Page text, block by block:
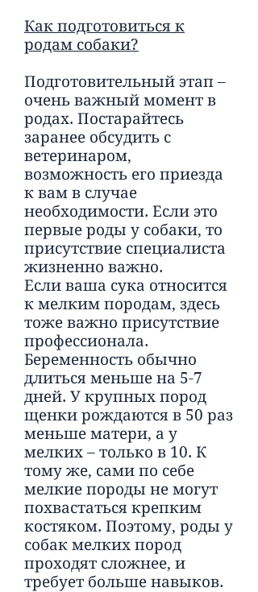
Как подготовиться к
родам собаки?
Подготовительный этап –
очень важный момент в
родах. Постарайтесь
заранее обсудить с
ветеринаром,
возможность его приезда
к вам в случае
необходимости. Если это
первые роды у собаки, то
присутствие специалиста
жизненно важно.
Если ваша сука относится
к мелким породам, здесь
тоже важно присутствие
профессионала.
Беременность обычно
длиться меньше на 5-7
дней. У крупных пород
щенки рождаются в 50 раз
меньше матери, а у
мелких – только в 10. К
тому же, сами по себе
мелкие породы не могут
похвастаться крепким
костяком. Поэтому, роды у
собак мелких пород
проходят сложнее, и
требует больше навыков.